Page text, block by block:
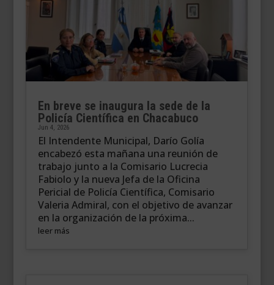
En breve se inaugura la sede de la
Policía Científica en Chacabuco
Jun 4, 2026
El Intendente Municipal, Darío Golía
encabezó esta mañana una reunión de
trabajo junto a la Comisario Lucrecia
Fabiolo y la nueva Jefa de la Oficina
Pericial de Policía Científica, Comisario
Valeria Admiral, con el objetivo de avanzar
en la organización de la próxima...
leer más